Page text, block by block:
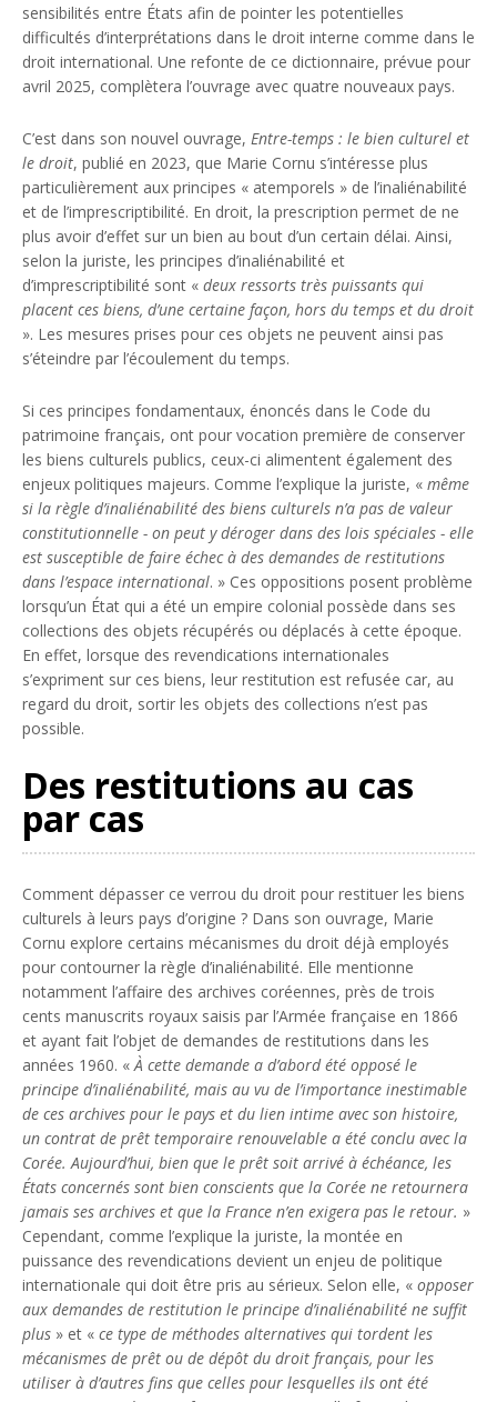
sensibilités entre États afin de pointer les potentielles
difficultés d’interprétations dans le droit interne comme dans le
droit international. Une refonte de ce dictionnaire, prévue pour
avril 2025, complètera l’ouvrage avec quatre nouveaux pays.
C’est dans son nouvel ouvrage, Entre-temps : le bien culturel et
le droit, publié en 2023, que Marie Cornu s’intéresse plus
particulièrement aux principes « atemporels » de l’inaliénabilité
et de l’imprescriptibilité. En droit, la prescription permet de ne
plus avoir d’effet sur un bien au bout d’un certain délai. Ainsi,
selon la juriste, les principes d’inaliénabilité et
d’imprescriptibilité sont « deux ressorts très puissants qui
placent ces biens, d’une certaine façon, hors du temps et du droit
». Les mesures prises pour ces objets ne peuvent ainsi pas
s’éteindre par l’écoulement du temps.
Si ces principes fondamentaux, énoncés dans le Code du
patrimoine français, ont pour vocation première de conserver
les biens culturels publics, ceux-ci alimentent également des
enjeux politiques majeurs. Comme l’explique la juriste, « même
si la règle d’inaliénabilité des biens culturels n’a pas de valeur
constitutionnelle - on peut y déroger dans des lois spéciales - elle
est susceptible de faire échec à des demandes de restitutions
dans l’espace international. » Ces oppositions posent problème
lorsqu’un État qui a été un empire colonial possède dans ses
collections des objets récupérés ou déplacés à cette époque.
En effet, lorsque des revendications internationales
s’expriment sur ces biens, leur restitution est refusée car, au
regard du droit, sortir les objets des collections n’est pas
possible.
Des restitutions au cas
par cas
Comment dépasser ce verrou du droit pour restituer les biens
culturels à leurs pays d’origine ? Dans son ouvrage, Marie
Cornu explore certains mécanismes du droit déjà employés
pour contourner la règle d’inaliénabilité. Elle mentionne
notamment l’affaire des archives coréennes, près de trois
cents manuscrits royaux saisis par l’Armée française en 1866
et ayant fait l’objet de demandes de restitutions dans les
années 1960. « À cette demande a d’abord été opposé le
principe d’inaliénabilité, mais au vu de l’importance inestimable
de ces archives pour le pays et du lien intime avec son histoire,
un contrat de prêt temporaire renouvelable a été conclu avec la
Corée. Aujourd’hui, bien que le prêt soit arrivé à échéance, les
États concernés sont bien conscients que la Corée ne retournera
jamais ses archives et que la France n’en exigera pas le retour. »
Cependant, comme l’explique la juriste, la montée en
puissance des revendications devient un enjeu de politique
internationale qui doit être pris au sérieux. Selon elle, « opposer
aux demandes de restitution le principe d’inaliénabilité ne suffit
plus » et « ce type de méthodes alternatives qui tordent les
mécanismes de prêt ou de dépôt du droit français, pour les
utiliser à d’autres fins que celles pour lesquelles ils ont été